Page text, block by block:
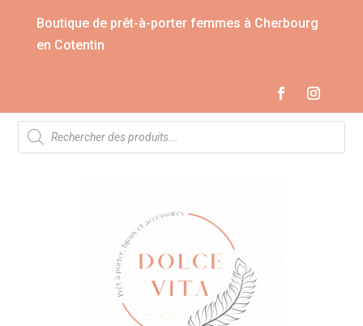
Boutique de prêt-à-porter femmes à Cherbourg
en Cotentin
Recherche
de
produits